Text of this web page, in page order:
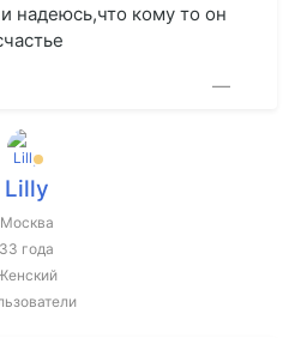
надеюсь,что кому то он
—
Lilly
Москва
33 года